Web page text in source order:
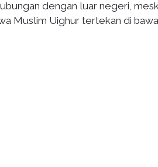
dengan luar negeri,
Muslim Uighur tertekan di